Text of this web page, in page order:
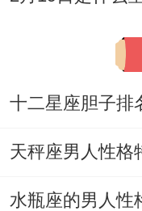
十二星座胆子排